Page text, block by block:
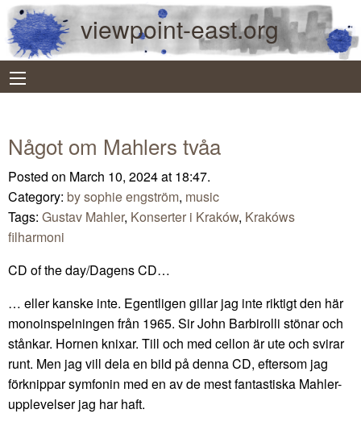
viewpoint-east.org
Något om Mahlers tvåa
Posted on March 10, 2024 at 18:47.
Category: by sophie engström, music
Tags: Gustav Mahler, Konserter i Kraków, Krakóws
filharmoni
CD of the day/Dagens CD…
… eller kanske inte. Egentligen gillar jag inte riktigt den här
monoinspelningen från 1965. Sir John Barbirolli stönar och
stånkar. Hornen knixar. Till och med cellon är ute och svirar
runt. Men jag vill dela en bild på denna CD, eftersom jag
förknippar symfonin med en av de mest fantastiska Mahler-
upplevelser jag har haft.